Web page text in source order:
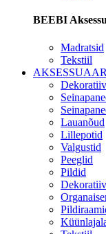
BEEBI
Madratsid
Tekstiil
Lauanõud
Lillepotid
Valgustid
Peeglid
Pildid